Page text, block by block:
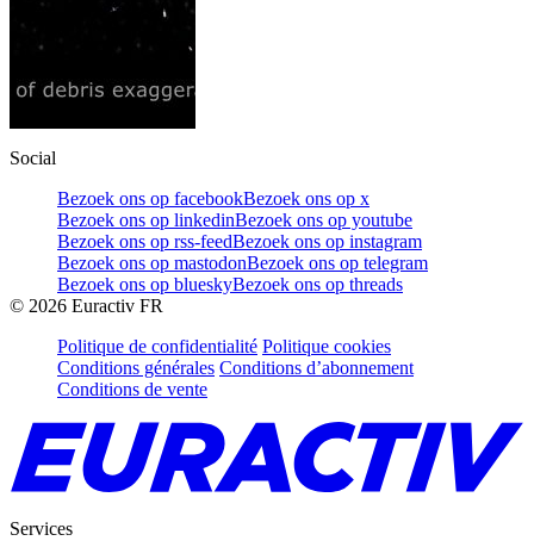
Social
Bezoek ons op facebookBezoek ons op x
Bezoek ons op linkedinBezoek ons op youtube
Bezoek ons op rss-feedBezoek ons op instagram
Bezoek ons op mastodonBezoek ons op telegram
Bezoek ons op blueskyBezoek ons op threads
© 2026 Euractiv FR
Politique de confidentialité Politique cookies
Conditions générales Conditions d’abonnement
Conditions de vente
Services